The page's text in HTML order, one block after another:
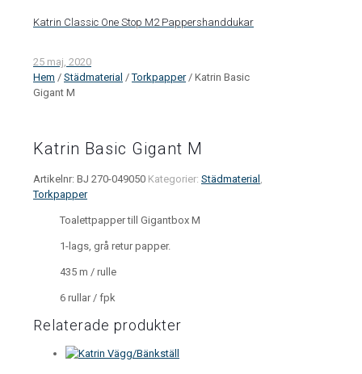
Katrin Classic One Stop M2 Pappershanddukar
25 maj, 2020
Hem / Städmaterial /Torkpapper/ Katrin Basic
Gigant M
Katrin Basic Gigant M
Artikelnr: BJ 270-049050 Kategorier: Städmaterial
Torkpapper
Toalettpapper till Gigantbox M
1-lags, grå retur papper.
435 m / rulle
6 rullar / fpk
Relaterade produkter